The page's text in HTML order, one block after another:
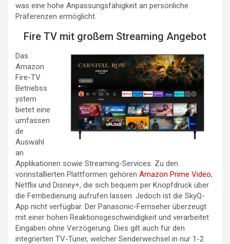
was eine hohe Anpassungsfähigkeit an persönliche
Präferenzen ermöglicht.
Fire TV mit großem Streaming Angebot
Das
Amazon
Fire-TV
Betriebss
ystem
bietet eine
umfassen
de
Auswahl
an
Applikationen sowie Streaming-Services. Zu den
vorinstallierten Plattformen gehören Amazon Prime Video,
Netflix und Disney+, die sich bequem per Knopfdruck über
die Fernbedienung aufrufen lassen. Jedoch ist die SkyQ-
App nicht verfügbar. Der Panasonic-Fernseher überzeugt
mit einer hohen Reaktionsgeschwindigkeit und verarbeitet
Eingaben ohne Verzögerung. Dies gilt auch für den
integrierten TV-Tuner, welcher Senderwechsel in nur 1-2